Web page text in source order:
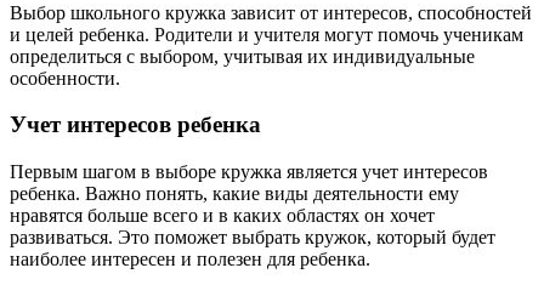
Выбор школьного кружка зависит от интересов, способностей
и целей ребенка. Родители и учителя могут помочь ученикам
определиться с выбором, учитывая их индивидуальные
особенности.
Учет интересов ребенка
Первым шагом в выборе кружка является учет интересов
ребенка. Важно понять, какие виды деятельности ему
нравятся больше всего и в каких областях он хочет
развиваться. Это поможет выбрать кружок, который будет
наиболее интересен и полезен для ребенка.